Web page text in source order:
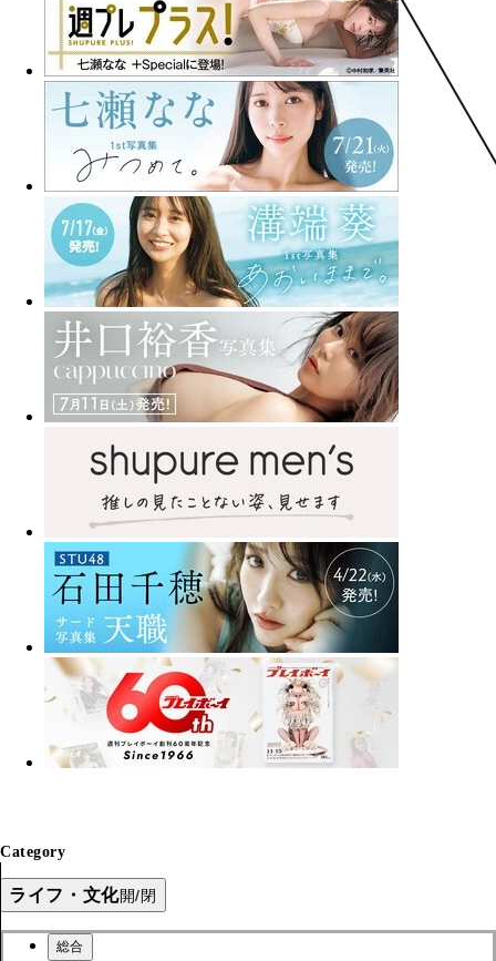
Category
ライフ・文化開/閉
総合